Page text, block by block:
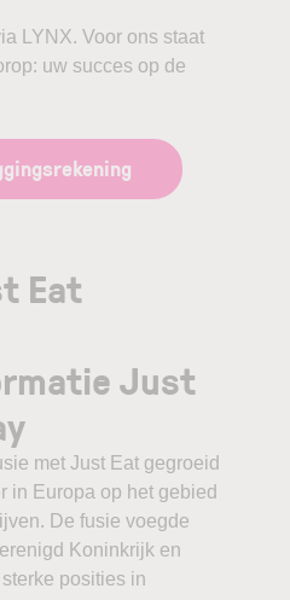
LYNX. Voor ons staat
uw succes op de
Eat
Just
met Just Eat gegroeid
in Europa op het gebied
De fusie voegde
Koninkrijk en
posities in